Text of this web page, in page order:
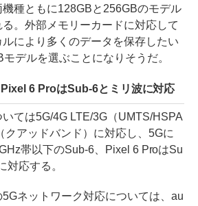
種ともに128GBと256GBのモデル
。外部メモリーカードに対応して
により多くのデータを保存したい
デルを選ぶことになりそうだ。
6 ProはSub-6とミリ波に対応
ては5G/4G LTE/3G（UMTS/HSPA
クアッドバンド）に対応し、5Gに
帯以下のSub-6、Pixel 6 ProはSu
対応する。
ネットワーク対応については、au